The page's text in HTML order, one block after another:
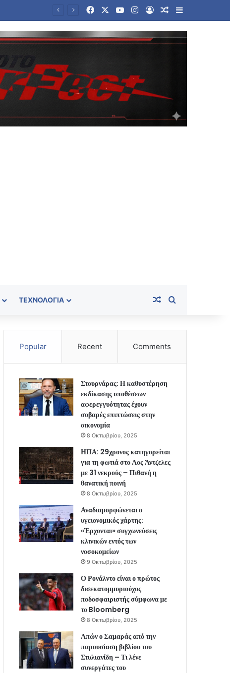
FacebookYouTubeInstagram
Log InRandom Article
Sidebar
ΤΕΧΝΟΛΟΓΊΑ Random Article
Popular Recent Comments
Στουρνάρας: Η καθυστέρηση
εκδίκασης υποθέσεων
αφερεγγυότητας έχουν
σοβαρές επιπτώσεις στην
οικονομία
8 Οκτωβρίου, 2025
ΗΠΑ: 29χρονος κατηγορείται
για τη φωτιά στο Λος Άντζελες
με 31 νεκρούς – Πιθανή η
θανατική ποινή
8 Οκτωβρίου, 2025
Αναδιαμορφώνεται ο
υγειονομικός χάρτης:
«Έρχονται» συγχωνεύσεις
κλινικών εντός των
νοσοκομείων
9 Οκτωβρίου, 2025
Ο Ρονάλντο είναι ο πρώτος
δισεκατομμυριούχος
ποδοσφαιριστής σύμφωνα με
το Bloomberg
8 Οκτωβρίου, 2025
Απών ο Σαμαράς από την
παρουσίαση βιβλίου του
Στυλιανίδη – Τι λένε
συνεργάτες του